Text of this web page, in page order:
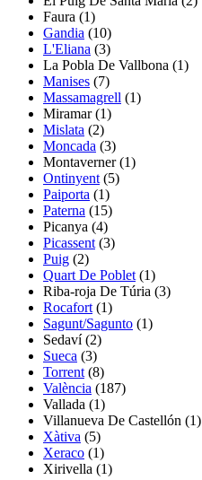
Faura (1)
Gandia (10)
L'Eliana (3)
La Pobla De Vallbona (1)
Manises (7)
Massamagrell (1)
Miramar(1)
Mislata (2)
Moncada (3)
Montaverner(1)
Ontinyent(5)
Paiporta (1)
Paterna (15)
Picanya (4)
Picassent(3)
Puig (2)
Quart De Poblet(1)
Riba-roja De Túria (3)
Rocafort(1)
Sagunt/Sagunto (1)
Sedaví(2)
Sueca (3)
Torrent(8)
València (187)
Vallada (1)
Villanueva De Castellón (1)
Xàtiva (5)
Xeraco (1)
Xirivella (1)